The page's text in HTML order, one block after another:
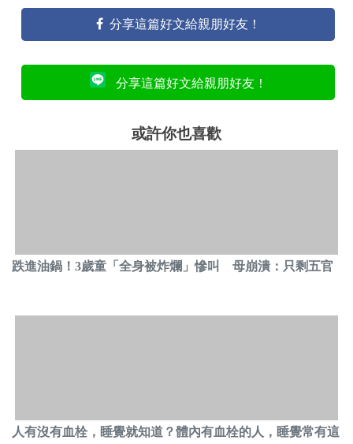
分享這篇好文給親朋好友！
分享這篇好文給親朋好友！
或許你也喜歡
跌進油鍋！3歲童「全身被炸爛」慘叫 母崩潰：只剩五官
人有沒有血栓，睡覺就知道？體內有血栓的人，睡覺常有這